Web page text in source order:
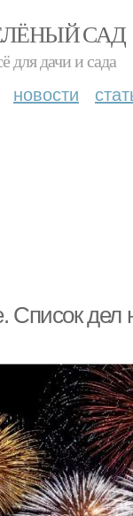
САД
для дачи и сада
новости
Список дел